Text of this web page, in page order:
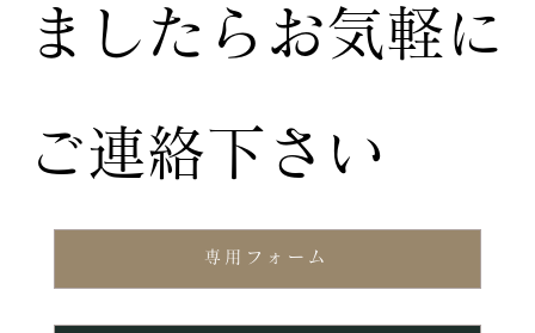
専用フォーム
ましたらお気軽に
ご連絡下さい